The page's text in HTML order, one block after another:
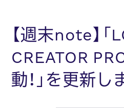
【週末note】「
CREATOR
動！」を更新し